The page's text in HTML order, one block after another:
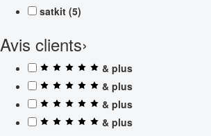
satkit (5)
Avis clients›
& plus
& plus
& plus
& plus